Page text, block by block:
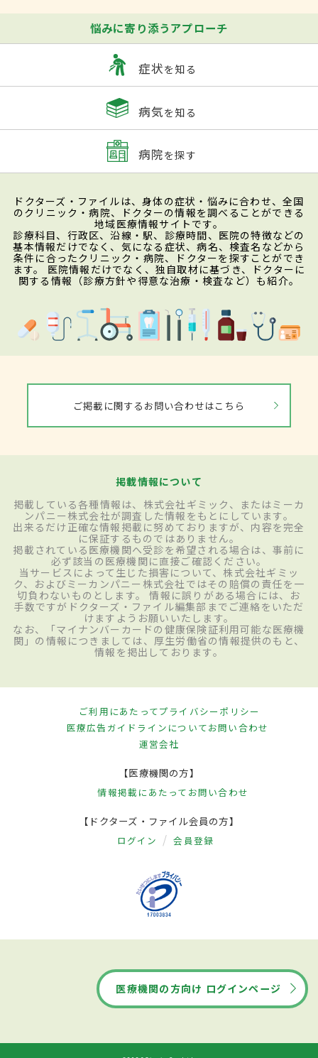
悩みに寄り添うアプローチ
症状を知る
病気を知る
病院を探す
ドクターズ・ファイルは、身体の症状・悩みに合わせ、全国
のクリニック・病院、ドクターの情報を調べることができる
地域医療情報サイトです。
診療科目、行政区、沿線・駅、診療時間、医院の特徴などの
基本情報だけでなく、気になる症状、病名、検査名などから
条件に合ったクリニック・病院、ドクターを探すことができ
ます。 医院情報だけでなく、独自取材に基づき、ドクターに
関する情報（診療方針や得意な治療・検査など）も紹介。
ご掲載に関するお問い合わせはこちら
掲載情報について
掲載している各種情報は、株式会社ギミック、またはミーカ
ンパニー株式会社が調査した情報をもとにしています。
出来るだけ正確な情報掲載に努めておりますが、内容を完全
に保証するものではありません。
掲載されている医療機関へ受診を希望される場合は、事前に
必ず該当の医療機関に直接ご確認ください。
当サービスによって生じた損害について、株式会社ギミッ
ク、およびミーカンパニー株式会社ではその賠償の責任を一
切負わないものとします。 情報に誤りがある場合には、お
手数ですがドクターズ・ファイル編集部までご連絡をいただ
けますようお願いいたします。
なお、「マイナンバーカードの健康保険証利用可能な医療機
関」の情報につきましては、厚生労働省の情報提供のもと、
情報を掲出しております。
ご利用にあたってプライバシーポリシー
医療広告ガイドラインについてお問い合わせ
運営会社
【医療機関の方】
情報掲載にあたって お問い合わせ
【ドクターズ・ファイル会員の方】
ログイン 会員登録
医療機関の方向け ログインページ